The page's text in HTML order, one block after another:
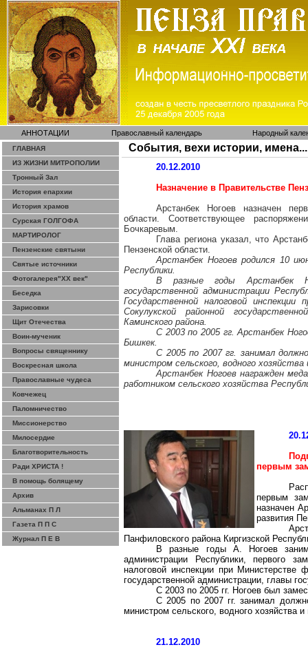
АННОТАЦИИ Православный календарь Народный
ГЛАВНАЯ
ИЗ ЖИЗНИ МИТРОПОЛИИ
Тронный Зал
История епархии
История храмов
Сурская ГОЛГОФА
МАРТИРОЛОГ
Пензенские святыни
Святые источники
Фотогалерея"ХХ век"
Беседка
Зарисовки
Щит Отечества
Воин-мученик
Вопросы священнику
Воскресная школа
Православные чудеса
Ковчежец
Паломничество
Миссионерство
Милосердие
Благотворительность
Ради ХРИСТА !
В помощь болящему
Архив
Альманах П Л
Газета П П С
Журнал П Е В
События, вехи истории, имена...
20.12.2010
Назначение в Правительстве
Арстанбек Ногоев назначен
области. Соответствующее
Бочкаревым.
Глава региона указал, что
Пензенской области.
Арстанбек Ногоев родился 10
Республики.
В разные годы Арстанбек
государственной администрации
Государственной налоговой
Сокулукской районной
Каминского района.
С 2003 по 2005 гг. Арстанбек
Бишкек.
С 2005 по 2007 гг. занимал
министром сельского, водного
Арстанбек Ногоев награжден
работником сельского хозяйства
первым
первым
назначен
развития
Панфиловского района Киргизской
В разные годы А. Ногоев
администрации Республики, первого
налоговой инспекции при Министерстве
государственной администрации, главы
С 2003 по 2005 гг. Ногоев был
С 2005 по 2007 гг. занимал
министром сельского, водного хозяйства
21.12.2010